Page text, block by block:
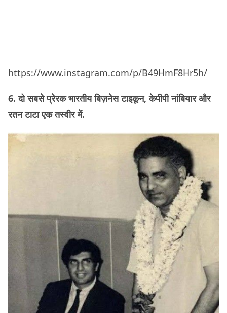
https://www.instagram.com/p/B49HmF8Hr5h/
6. दो सबसे प्रेरक भारतीय बिज़नेस टाइकून, केपीपी नांबियार और
रतन टाटा एक तस्वीर में.